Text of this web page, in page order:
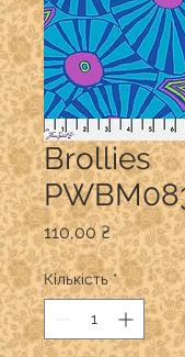
Brollies
110,00 ₴Ціна
Кількість *